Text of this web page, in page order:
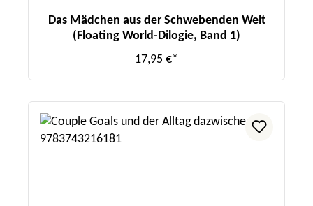
Das Mädchen aus der Schwebenden Welt
(Floating World-Dilogie, Band 1)
17,95 €*